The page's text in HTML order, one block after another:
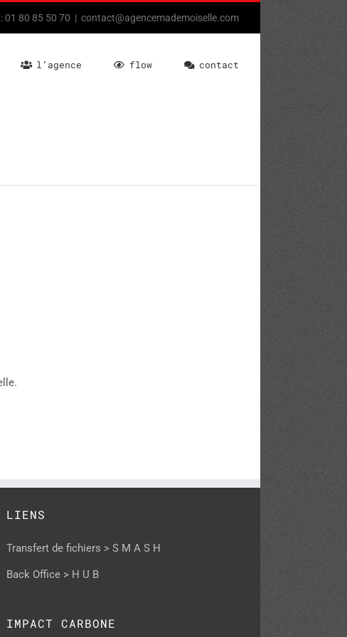
01 80 85 50 70 | contact@agencemademoiselle.com
l’agence flow contact
LIENS
Transfert de fichiers > S M A S H
Back Office > H U B
IMPACT CARBONE